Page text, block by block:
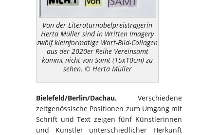
Von der Literaturnobelpreisträgerin
Herta Müller sind in Written Imagery
zwölf kleinformatige Wort-Bild-Collagen
aus der 2020er Reihe Vereinsamt
kommt nicht von Samt (15x10cm) zu
sehen. © Herta Müller
Bielefeld/Berlin/Dachau. Verschiedene
zeitgenössische Positionen zum Umgang mit
Schrift und Text zeigen fünf Künstlerinnen
und Künstler unterschiedlicher Herkunft